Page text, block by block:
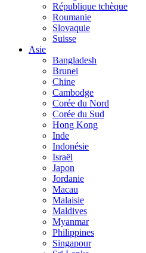
République tchèque
Roumanie
Slovaquie
Suisse
Asie
Bangladesh
Brunei
Chine
Cambodge
Corée du Nord
Corée du Sud
Hong Kong
Inde
Indonésie
Israël
Japon
Jordanie
Macau
Malaisie
Maldives
Myanmar
Philippines
Singapour